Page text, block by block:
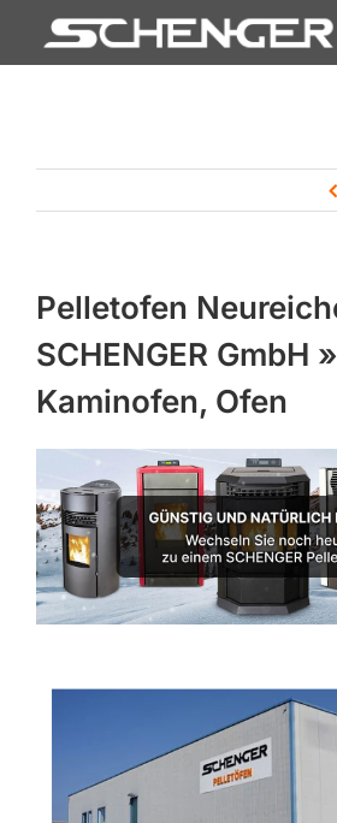
Inhalt
HÄNDLERSUCHE
UNTERNEHMEN
PROFIL
WARENKORB
PRODUCTS
SEARCH
Pelletofen
SCHENGER GmbH »
Kaminofen, Ofen